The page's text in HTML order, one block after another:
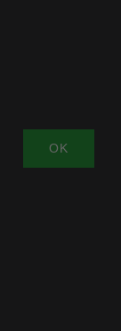
|
Rights
OK